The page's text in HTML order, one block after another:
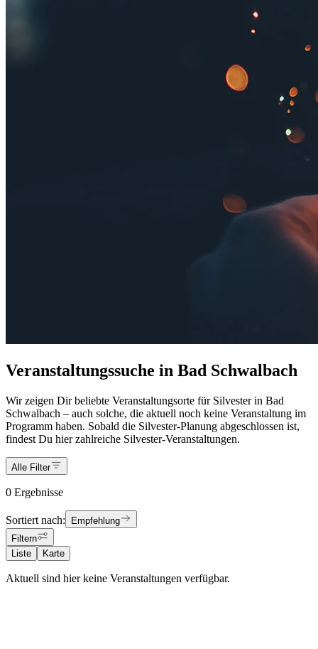
Veranstaltungssuche in Bad Schwalbach
Wir zeigen Dir beliebte Veranstaltungsorte für Silvester in Bad
Schwalbach – auch solche, die aktuell noch keine Veranstaltung im
Programm haben. Sobald die Silvester-Planung abgeschlossen ist,
findest Du hier zahlreiche Silvester-Veranstaltungen.
Alle Filter
0 Ergebnisse
Sortiert nach:
Empfehlung
Filtern
Liste
Karte
Aktuell sind hier keine Veranstaltungen verfügbar.